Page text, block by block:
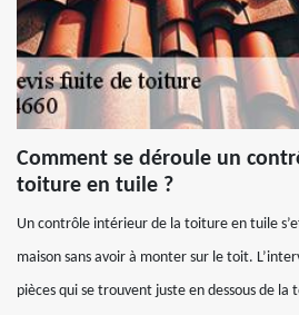
Comment se déroule un
toiture en tuile ?
Un contrôle intérieur de la toiture en tuile
maison sans avoir à monter sur le toit.
pièces qui se trouvent juste en dessous de